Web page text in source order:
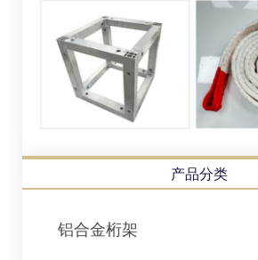
产品分类
铝合金桁架